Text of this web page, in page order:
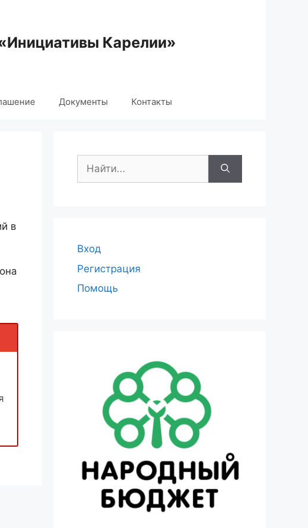
Карелии»
Документы Контакты
в
Поиск:
Вход
Регистрация
Помощь